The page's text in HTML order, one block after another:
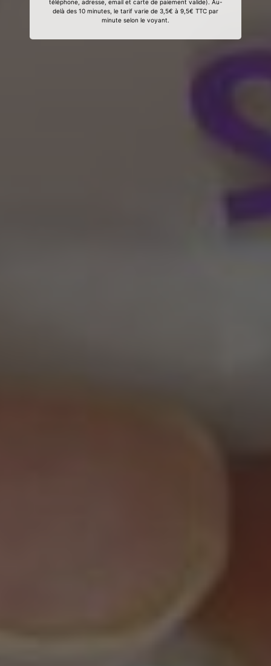
téléphone, adresse, email et carte de paiement valide). Au-
delà des 10 minutes, le tarif varie de 3,5€ à 9,5€ TTC par
minute selon le voyant.